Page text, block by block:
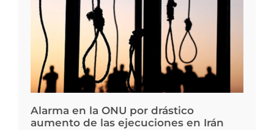
Alarma en la ONU por drástico
aumento de las ejecuciones en Irán